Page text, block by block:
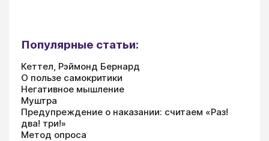
Популярные статьи:
Кеттел, Рэймонд Бернард
О пользе самокритики
Негативное мышление
Муштра
Предупреждение о наказании: считаем «Раз!
два! три!»
Метод опроса